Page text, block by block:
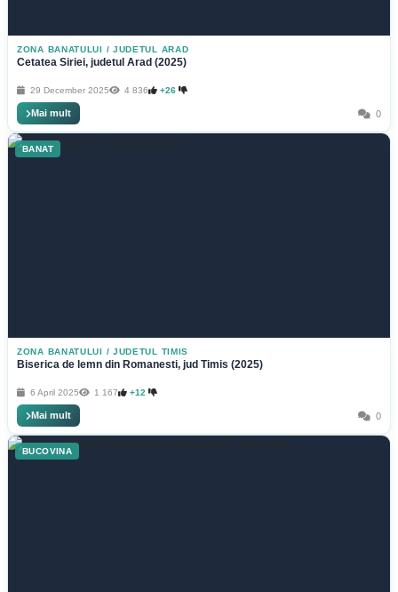
ZONA BANATULUI / JUDETUL ARAD
Cetatea Siriei, judetul Arad (2025)
29 December 2025 4 836 +26
Mai mult 0
BANAT
ZONA BANATULUI / JUDETUL TIMIS
Biserica de lemn din Romanesti, jud Timis (2025)
6 April 2025 1 167 +12
Mai mult 0
BUCOVINA